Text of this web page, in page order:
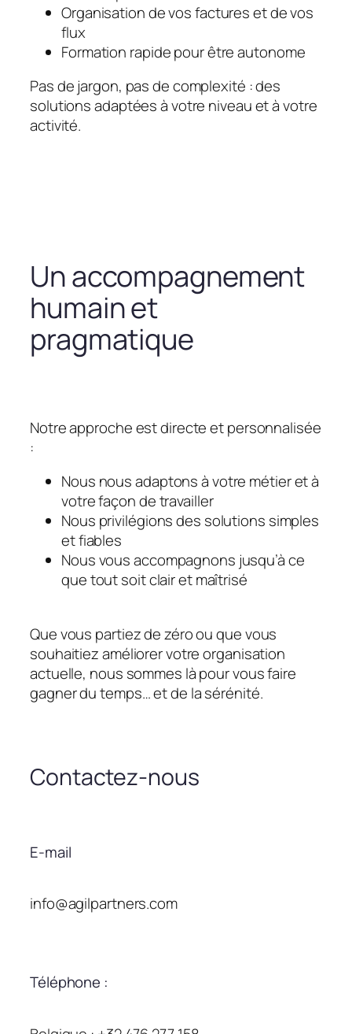
Organisation de vos factures et de vos
flux
Formation rapide pour être autonome
Pas de jargon, pas de complexité : des
solutions adaptées à votre niveau et à votre
activité.
Un accompagnement
humain et
pragmatique
Notre approche est directe et personnalisée
:
Nous nous adaptons à votre métier et à
votre façon de travailler
Nous privilégions des solutions simples
et fiables
Nous vous accompagnons jusqu’à ce
que tout soit clair et maîtrisé
Que vous partiez de zéro ou que vous
souhaitiez améliorer votre organisation
actuelle, nous sommes là pour vous faire
gagner du temps… et de la sérénité.
Contactez-nous
E-mail
info@agilpartners.com
Téléphone :